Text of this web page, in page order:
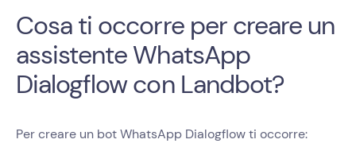
Cosa ti occorre per creare un
assistente WhatsApp
Dialogflow con Landbot?
Per creare un bot WhatsApp Dialogflow ti occorre: